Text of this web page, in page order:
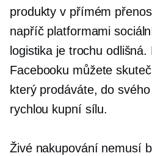
produkty v přímém
napříč platformami
logistika je trochu
Facebooku můžete
který prodáváte, do
rychlou kupní sílu.
Živé nakupování nemusí